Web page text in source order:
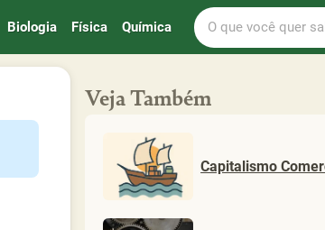
Biologia Física Química
O
que
você
saber
Veja Também
Capitalismo